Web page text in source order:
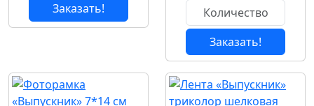
Заказать!
Заказать!